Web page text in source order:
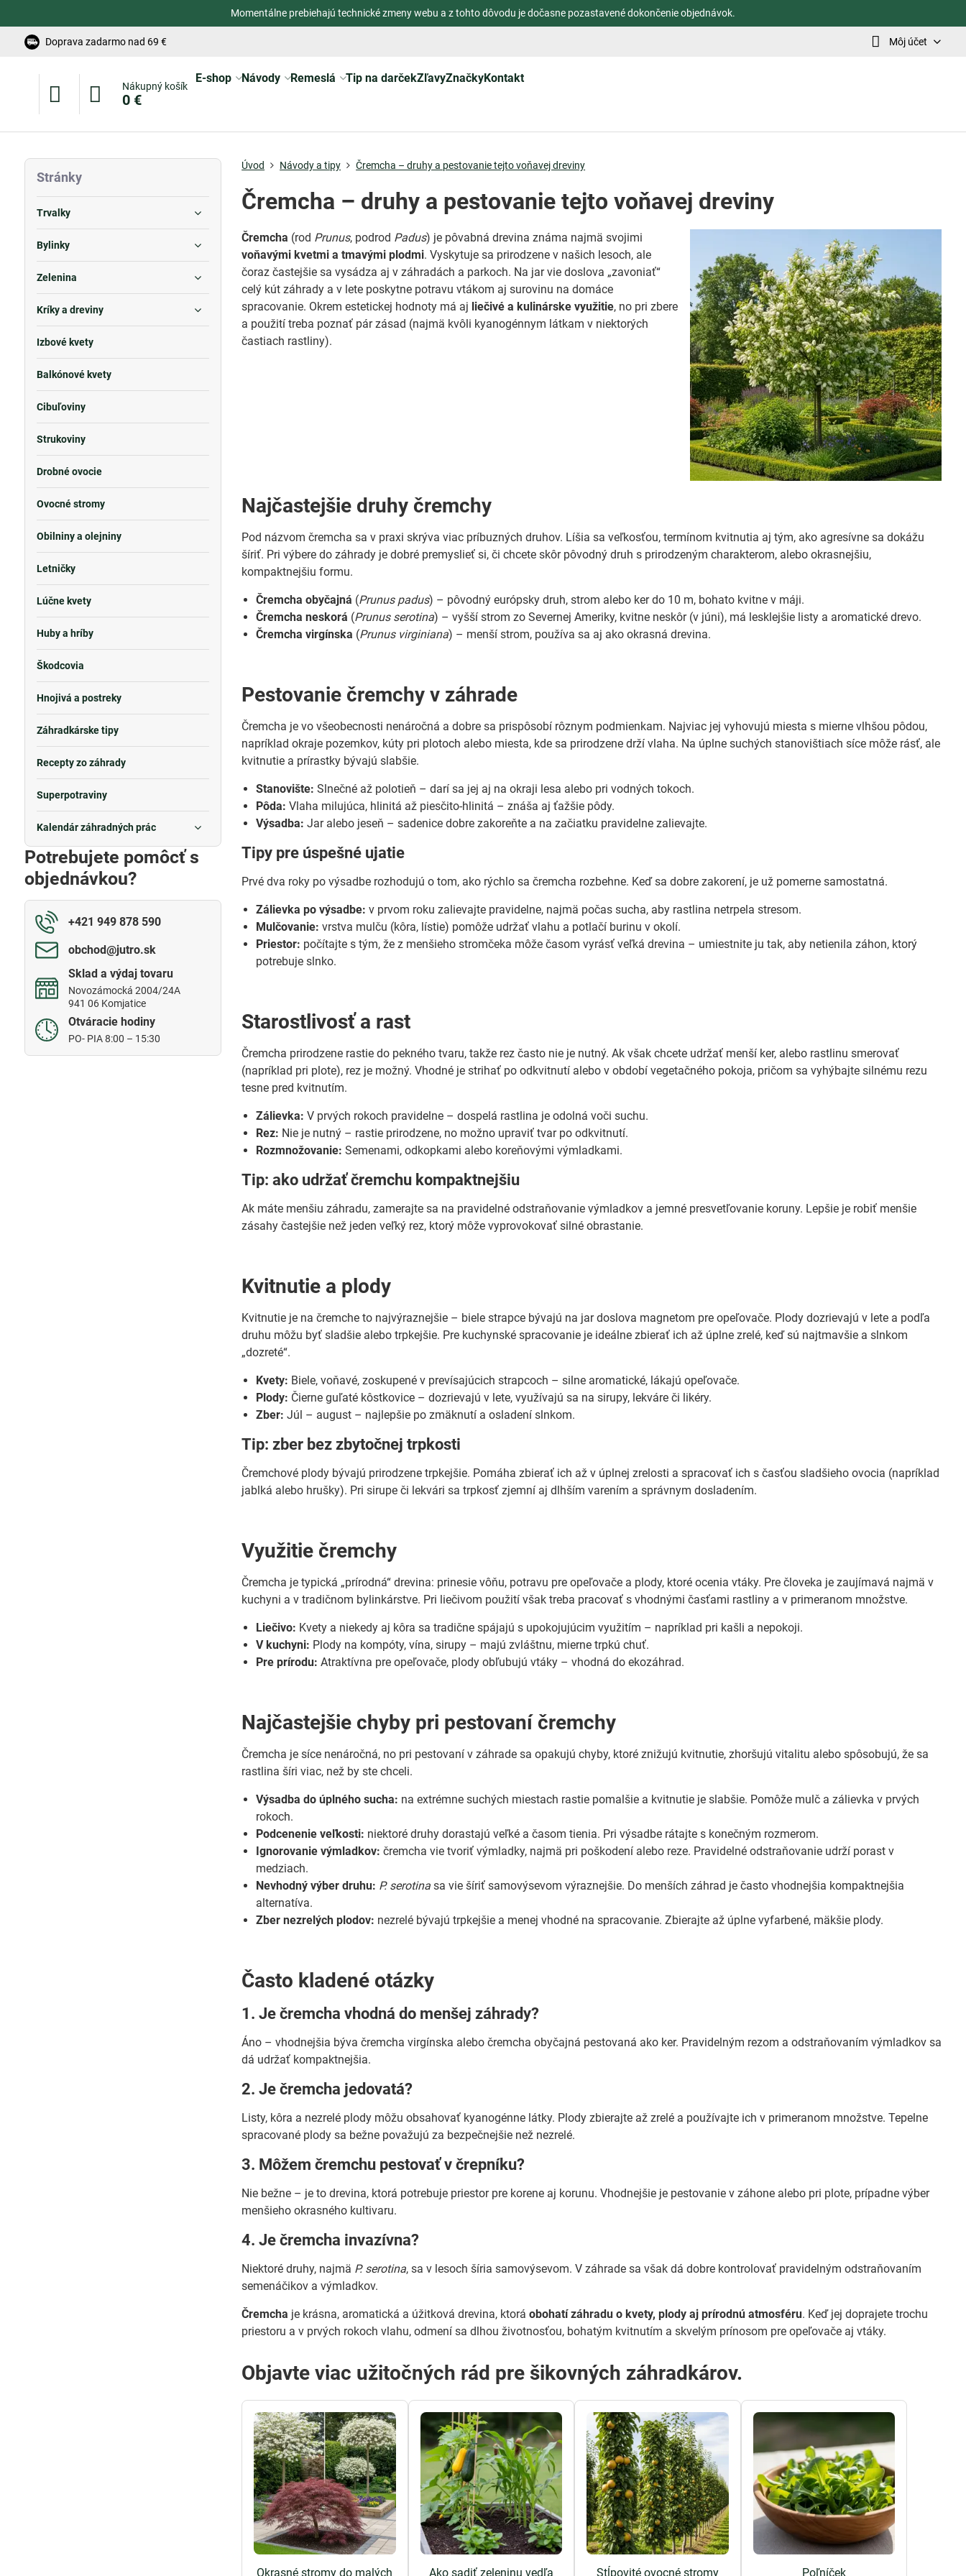
Momentálne prebiehajú technické zmeny webu a z tohto dôvodu je dočasne pozastavené dokončenie objednávok.
Doprava zadarmo nad 69 € Môj účet
Nákupný košík
0 €
E-shop Návody Remeslá Tip na darčekZľavyZnačkyKontakt
Úvod Návody a tipy Čremcha – druhy a pestovanie tejto voňavej dreviny
Čremcha – druhy a pestovanie tejto voňavej dreviny
Čremcha (rod Prunus, podrod Padus) je pôvabná drevina známa najmä svojimi
voňavými kvetmi a tmavými plodmi. Vyskytuje sa prirodzene v našich lesoch, ale
čoraz častejšie sa vysádza aj v záhradách a parkoch. Na jar vie doslova „zavoniať“
celý kút záhrady a v lete poskytne potravu vtákom aj surovinu na domáce
spracovanie. Okrem estetickej hodnoty má aj liečivé a kulinárske využitie, no pri zbere
a použití treba poznať pár zásad (najmä kvôli kyanogénnym látkam v niektorých
častiach rastliny).
Najčastejšie druhy čremchy
Pod názvom čremcha sa v praxi skrýva viac príbuzných druhov. Líšia sa veľkosťou, termínom kvitnutia aj tým, ako agresívne sa dokážu
šíriť. Pri výbere do záhrady je dobré premyslieť si, či chcete skôr pôvodný druh s prirodzeným charakterom, alebo okrasnejšiu,
kompaktnejšiu formu.
Čremcha obyčajná (Prunus padus) – pôvodný európsky druh, strom alebo ker do 10 m, bohato kvitne v máji.
Čremcha neskorá (Prunus serotina) – vyšší strom zo Severnej Ameriky, kvitne neskôr (v júni), má lesklejšie listy a aromatické drevo.
Čremcha virgínska (Prunus virginiana) – menší strom, používa sa aj ako okrasná drevina.
Pestovanie čremchy v záhrade
Čremcha je vo všeobecnosti nenáročná a dobre sa prispôsobí rôznym podmienkam. Najviac jej vyhovujú miesta s mierne vlhšou pôdou,
napríklad okraje pozemkov, kúty pri plotoch alebo miesta, kde sa prirodzene drží vlaha. Na úplne suchých stanovištiach síce môže rásť, ale
kvitnutie a prírastky bývajú slabšie.
Stanovište: Slnečné až polotieň – darí sa jej aj na okraji lesa alebo pri vodných tokoch.
Pôda: Vlaha milujúca, hlinitá až piesčito-hlinitá – znáša aj ťažšie pôdy.
Výsadba: Jar alebo jeseň – sadenice dobre zakoreňte a na začiatku pravidelne zalievajte.
Tipy pre úspešné ujatie
Prvé dva roky po výsadbe rozhodujú o tom, ako rýchlo sa čremcha rozbehne. Keď sa dobre zakorení, je už pomerne samostatná.
Zálievka po výsadbe: v prvom roku zalievajte pravidelne, najmä počas sucha, aby rastlina netrpela stresom.
Mulčovanie: vrstva mulču (kôra, lístie) pomôže udržať vlahu a potlačí burinu v okolí.
Priestor: počítajte s tým, že z menšieho stromčeka môže časom vyrásť veľká drevina – umiestnite ju tak, aby netienila záhon, ktorý
potrebuje slnko.
Starostlivosť a rast
Čremcha prirodzene rastie do pekného tvaru, takže rez často nie je nutný. Ak však chcete udržať menší ker, alebo rastlinu smerovať
(napríklad pri plote), rez je možný. Vhodné je strihať po odkvitnutí alebo v období vegetačného pokoja, pričom sa vyhýbajte silnému rezu
tesne pred kvitnutím.
Zálievka: V prvých rokoch pravidelne – dospelá rastlina je odolná voči suchu.
Rez: Nie je nutný – rastie prirodzene, no možno upraviť tvar po odkvitnutí.
Rozmnožovanie: Semenami, odkopkami alebo koreňovými výmladkami.
Tip: ako udržať čremchu kompaktnejšiu
Ak máte menšiu záhradu, zamerajte sa na pravidelné odstraňovanie výmladkov a jemné presvetľovanie koruny. Lepšie je robiť menšie
zásahy častejšie než jeden veľký rez, ktorý môže vyprovokovať silné obrastanie.
Kvitnutie a plody
Kvitnutie je na čremche to najvýraznejšie – biele strapce bývajú na jar doslova magnetom pre opeľovače. Plody dozrievajú v lete a podľa
druhu môžu byť sladšie alebo trpkejšie. Pre kuchynské spracovanie je ideálne zbierať ich až úplne zrelé, keď sú najtmavšie a slnkom
„dozreté“.
Kvety: Biele, voňavé, zoskupené v prevísajúcich strapcoch – silne aromatické, lákajú opeľovače.
Plody: Čierne guľaté kôstkovice – dozrievajú v lete, využívajú sa na sirupy, lekváre či likéry.
Zber: Júl – august – najlepšie po zmäknutí a osladení slnkom.
Tip: zber bez zbytočnej trpkosti
Čremchové plody bývajú prirodzene trpkejšie. Pomáha zbierať ich až v úplnej zrelosti a spracovať ich s časťou sladšieho ovocia (napríklad
jablká alebo hrušky). Pri sirupe či lekvári sa trpkosť zjemní aj dlhším varením a správnym dosladením.
Využitie čremchy
Čremcha je typická „prírodná“ drevina: prinesie vôňu, potravu pre opeľovače a plody, ktoré ocenia vtáky. Pre človeka je zaujímavá najmä v
kuchyni a v tradičnom bylinkárstve. Pri liečivom použití však treba pracovať s vhodnými časťami rastliny a v primeranom množstve.
Liečivo: Kvety a niekedy aj kôra sa tradične spájajú s upokojujúcim využitím – napríklad pri kašli a nepokoji.
V kuchyni: Plody na kompóty, vína, sirupy – majú zvláštnu, mierne trpkú chuť.
Pre prírodu: Atraktívna pre opeľovače, plody obľubujú vtáky – vhodná do ekozáhrad.
Najčastejšie chyby pri pestovaní čremchy
Čremcha je síce nenáročná, no pri pestovaní v záhrade sa opakujú chyby, ktoré znižujú kvitnutie, zhoršujú vitalitu alebo spôsobujú, že sa
rastlina šíri viac, než by ste chceli.
Výsadba do úplného sucha: na extrémne suchých miestach rastie pomalšie a kvitnutie je slabšie. Pomôže mulč a zálievka v prvých
rokoch.
Podcenenie veľkosti: niektoré druhy dorastajú veľké a časom tienia. Pri výsadbe rátajte s konečným rozmerom.
Ignorovanie výmladkov: čremcha vie tvoriť výmladky, najmä pri poškodení alebo reze. Pravidelné odstraňovanie udrží porast v
medziach.
Nevhodný výber druhu: P. serotina sa vie šíriť samovýsevom výraznejšie. Do menších záhrad je často vhodnejšia kompaktnejšia
alternatíva.
Zber nezrelých plodov: nezrelé bývajú trpkejšie a menej vhodné na spracovanie. Zbierajte až úplne vyfarbené, mäkšie plody.
Často kladené otázky
1. Je čremcha vhodná do menšej záhrady?
Áno – vhodnejšia býva čremcha virgínska alebo čremcha obyčajná pestovaná ako ker. Pravidelným rezom a odstraňovaním výmladkov sa
dá udržať kompaktnejšia.
2. Je čremcha jedovatá?
Listy, kôra a nezrelé plody môžu obsahovať kyanogénne látky. Plody zbierajte až zrelé a používajte ich v primeranom množstve. Tepelne
spracované plody sa bežne považujú za bezpečnejšie než nezrelé.
3. Môžem čremchu pestovať v črepníku?
Nie bežne – je to drevina, ktorá potrebuje priestor pre korene aj korunu. Vhodnejšie je pestovanie v záhone alebo pri plote, prípadne výber
menšieho okrasného kultivaru.
4. Je čremcha invazívna?
Niektoré druhy, najmä P. serotina, sa v lesoch šíria samovýsevom. V záhrade sa však dá dobre kontrolovať pravidelným odstraňovaním
semenáčikov a výmladkov.
Čremcha je krásna, aromatická a úžitková drevina, ktoráobohatí záhradu o kvety, plody aj prírodnú atmosféru. Keď jej doprajete trochu
priestoru a v prvých rokoch vlahu, odmení sa dlhou životnosťou, bohatým kvitnutím a skvelým prínosom pre opeľovače aj vtáky.
Objavte viac užitočných rád pre šikovných záhradkárov.
Okrasné stromy do malých Ako sadiť zeleninu vedľa Stĺpovité ovocné stromy Poľníček
Stránky
Trvalky
Bylinky
Zelenina
Kríky a dreviny
Izbové kvety
Balkónové kvety
Cibuľoviny
Strukoviny
Drobné ovocie
Ovocné stromy
Obilniny a olejniny
Letničky
Lúčne kvety
Huby a hríby
Škodcovia
Hnojivá a postreky
Záhradkárske tipy
Recepty zo záhrady
Superpotraviny
Kalendár záhradných prác
Potrebujete pomôcť s
objednávkou?
+421 949 878 590
obchod​@jutro​.sk
Sklad a výdaj tovaru
Novozámocká 2004/24A
941 06 Komjatice
Otváracie hodiny
PO- PIA 8:00 – 15:30